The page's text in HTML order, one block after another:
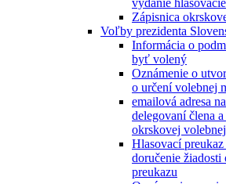
vydanie
Zápisnica
Voľby prezidenta
Informácia o
byť volený
Oznámenie o
o určení volebnej
emailová adresa
delegovaní člena
okrskovej
Hlasovací preukaz
doručenie žiadosti
preukazu